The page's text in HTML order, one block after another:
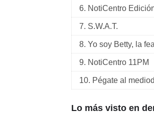
6. NotiCentro
7. S.W.A.T.
8. Yo soy Betty, la fea
9. NotiCentro 11PM
10. Pégate al
Lo más visto en